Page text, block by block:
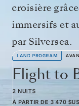
croisière
immersifs et
par Silversea.
LAND PROGRAM
Flight to
2 NUITS
À PARTIR DE 3 470 $US